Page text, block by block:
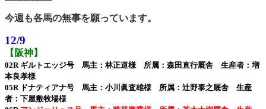
今週も各馬の無事を願っています。
12/9
【阪神】
02R ギルトエッジ号 馬主：林正道様 所属：森田直行厩舎 生産者：増
本良孝様
05R ドナティアナ号 馬主：小川眞査雄様 所属：辻野泰之厩舎 生産
者：下屋敷牧場様